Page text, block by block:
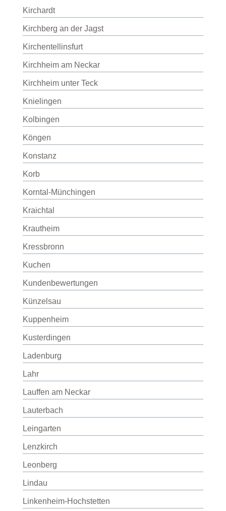
Kirchardt
Kirchberg an der Jagst
Kirchentellinsfurt
Kirchheim am Neckar
Kirchheim unter Teck
Knielingen
Kolbingen
Köngen
Konstanz
Korb
Korntal-Münchingen
Kraichtal
Krautheim
Kressbronn
Kuchen
Kundenbewertungen
Künzelsau
Kuppenheim
Kusterdingen
Ladenburg
Lahr
Lauffen am Neckar
Lauterbach
Leingarten
Lenzkirch
Leonberg
Lindau
Linkenheim-Hochstetten